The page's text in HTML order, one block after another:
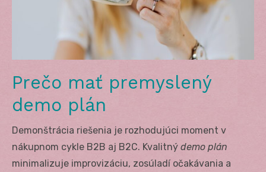
Prečo mať premyslený
demo plán
Demonštrácia riešenia je rozhodujúci moment v
nákupnom cykle B2B aj B2C. Kvalitný demo plán
minimalizuje improvizáciu, zosúladí očakávania a